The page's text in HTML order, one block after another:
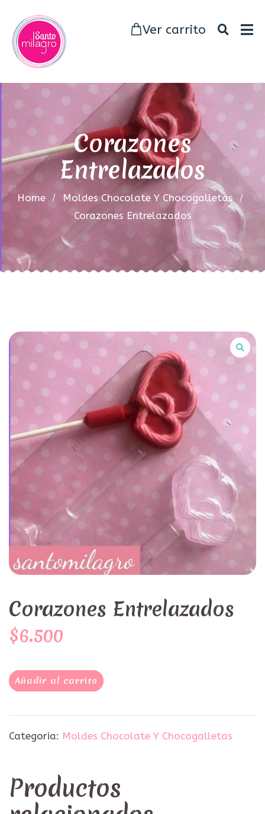
Ver carrito
Corazones
Entrelazados
Home
Moldes Chocolate Y Chocogalletas
Corazones Entrelazados
Corazones Entrelazados
$6.500
Añadir al carrito
Categoria: Moldes Chocolate Y Chocogalletas
Productos